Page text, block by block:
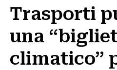
Trasporti
una
climatico”